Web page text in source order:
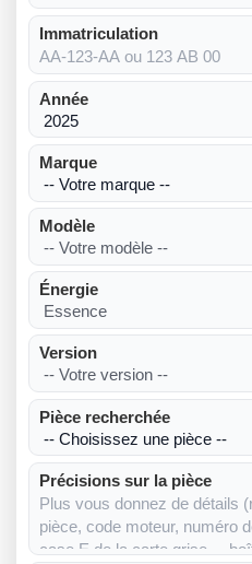
Immatriculation
Année
Marque
Modèle
Énergie
Version
Pièce recherchée
Précisions sur la pièce